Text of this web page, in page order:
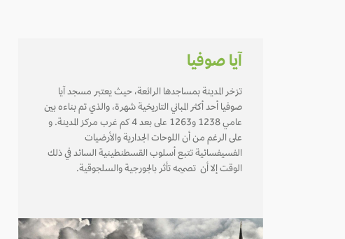
آيا صوفيا
تزخر المدينة بمساجدها الرائعة، حيث يعتبر مسجد آيا
صوفيا أحد أكثر المباني التاريخية شهرة، والذي تم بناءه بين
عامي 1238 و1263 على بعد 4 كم غرب مركز المدينة. و
على الرغم من أن اللوحات الجدارية والأرضيات
الفسيفسائية تتبع أسلوب القسطنطينية السائد في ذلك
الوقت إلا أن تصميمه تأثر بالجورجية والسلجوقية.